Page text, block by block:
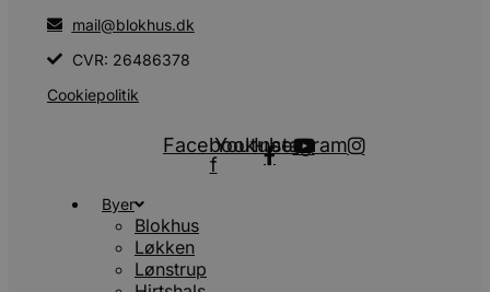
mail@blokhus.dk
CVR: 26486378
Cookiepolitik
Facebook-
f
YoutubeInstagram
Byer
Blokhus
Løkken
Lønstrup